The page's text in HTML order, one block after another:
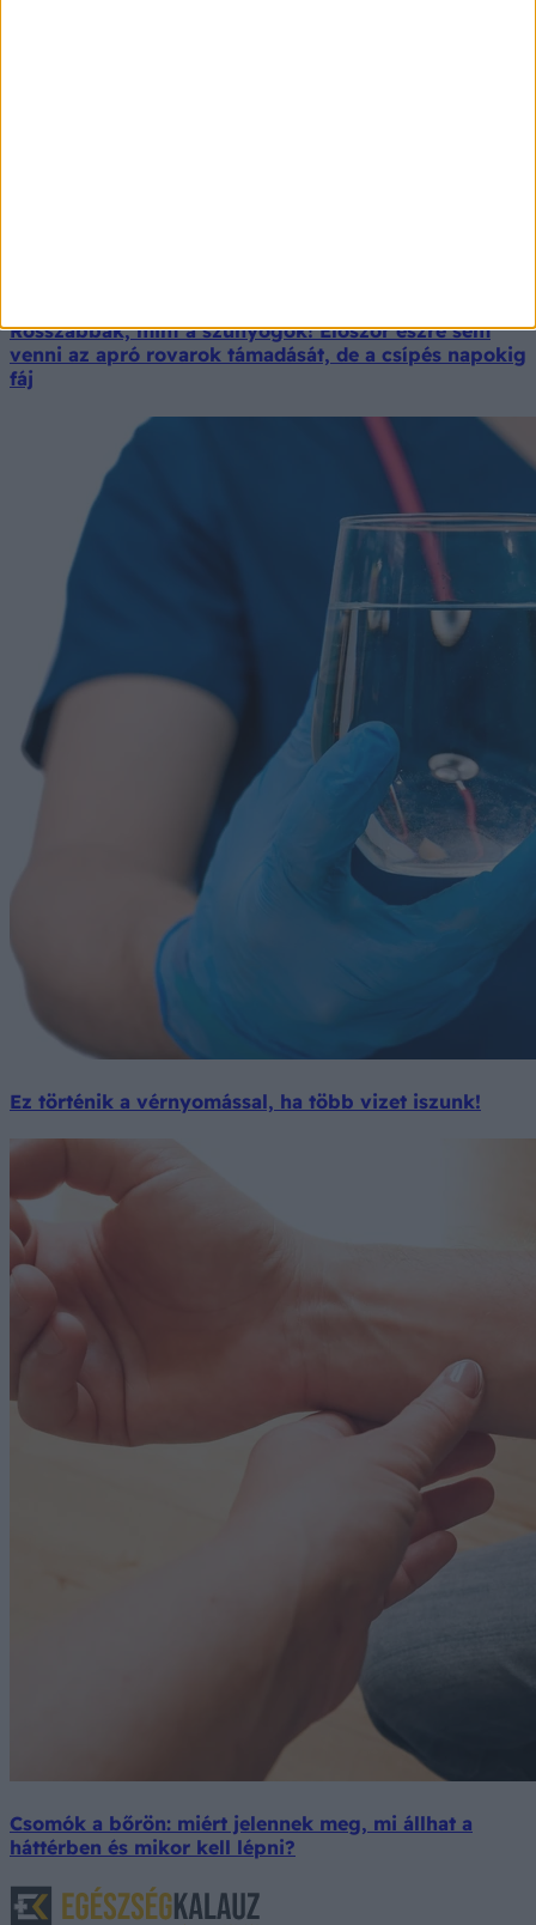
Rosszabbak, mint a szúnyogok! Először észre sem
venni az apró rovarok támadását, de a csípés napokig
fáj
Ez történik a vérnyomással, ha több vizet iszunk!
Csomók a bőrön: miért jelennek meg, mi állhat a
háttérben és mikor kell lépni?